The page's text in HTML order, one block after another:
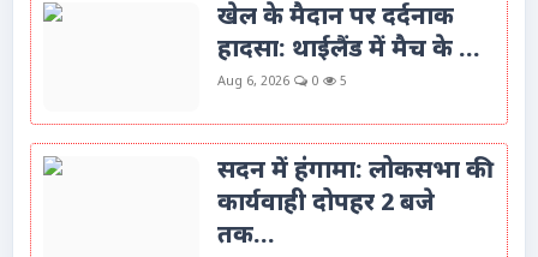
खेल के मैदान पर दर्दनाक
हादसा: थाईलैंड में मैच के ...
Aug 6, 2026 0 5
सदन में हंगामा: लोकसभा की
कार्यवाही दोपहर 2 बजे
तक...